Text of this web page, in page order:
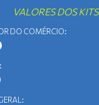
VALORES DOS KITS
DO COMÉRCIO: